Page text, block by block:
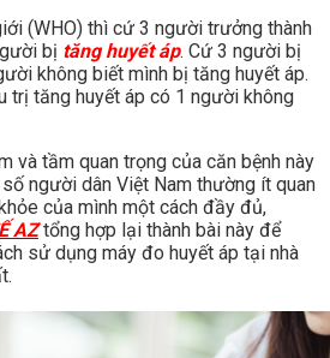
(WHO) thì cứ 3 người trưởng thành
bị tăng huyết áp. Cứ 3 người bị
không biết mình bị tăng huyết áp.
trị tăng huyết áp có 1 người không
và tầm quan trọng của căn bệnh này
người dân Việt Nam thường ít quan
của mình một cách đầy đủ,
AZtổng hợp lại thành bài này để
sử dụng máy đo huyết áp tại nhà